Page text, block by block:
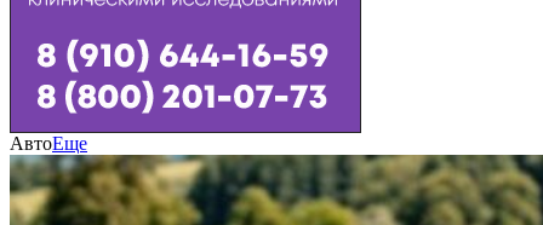
АвтоЕще